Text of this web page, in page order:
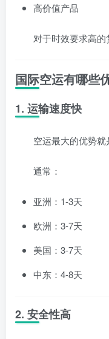
高价值产品
对于时效要求高的
国际空运有哪些
1. 运输速度快
空运最大的优势就
通常：
亚洲：1-3天
欧洲：3-7天
美国：3-7天
中东：4-8天
2. 安全性高